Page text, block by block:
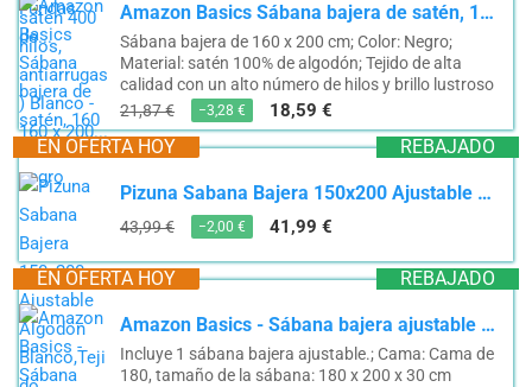
Amazon Basics Sábana bajera de satén, 160 x 200 cm, negro
Sábana bajera de 160 x 200 cm; Color: Negro;
Material: satén 100% de algodón; Tejido de alta
calidad con un alto número de hilos y brillo lustroso
21,87 €
−3,28 € 18,59 €
REBAJADO
EN OFERTA HOY
Pizuna Sabana Bajera 150x200 Ajustable Algodon Blanco,Tejido Satinado de Lujo 100% algodón de Fibra...
43,99 € −2,00 € 41,99 €
REBAJADO
EN OFERTA HOY
Amazon Basics - Sábana bajera ajustable (algodón satén 400 hilos, antiarrugas) Blanco - 180 x 200...
Incluye 1 sábana bajera ajustable.; Cama: Cama de
180, tamaño de la sábana: 180 x 200 x 30 cm